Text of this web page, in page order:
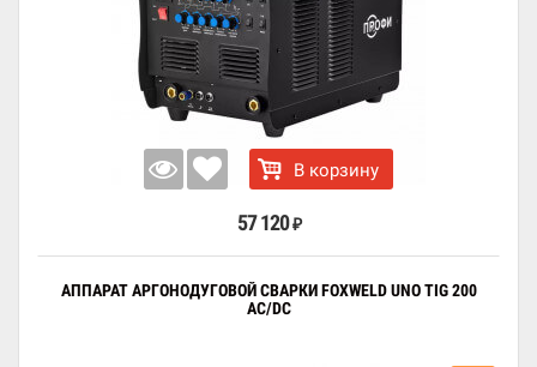
В корзину
57 120 ₽
АППАРАТ АРГОНОДУГОВОЙ СВАРКИ FOXWELD UNO TIG 200
AC/DC